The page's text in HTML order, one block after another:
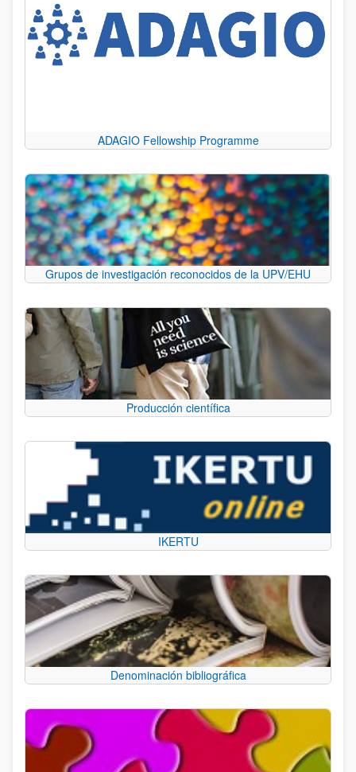
ADAGIO Fellowship Programme
Grupos de investigación reconocidos de la UPV/EHU
Producción científica
IKERTU
Denominación bibliográfica